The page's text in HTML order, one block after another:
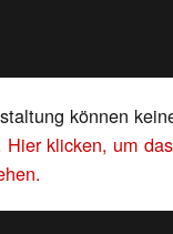
können
Hier klicken, um